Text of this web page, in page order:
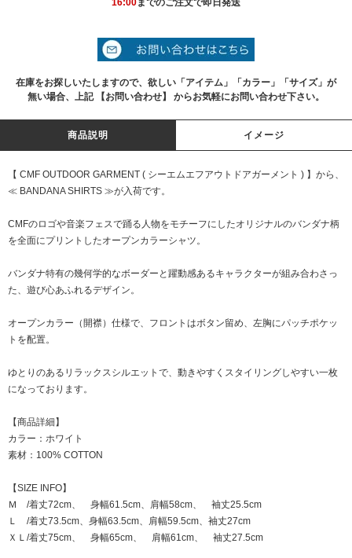
16:00までのご注文で即日発送
在庫をお探しいたしますので、欲しい「アイテム」「カラー」「サイズ」が
無い場合、上記 【お問い合わせ】 からお気軽にお問い合わせ下さい。
商品説明 イメージ
【 CMF OUTDOOR GARMENT ( シーエムエフアウトドアガーメント ) 】から、
≪ BANDANA SHIRTS ≫が入荷です。
CMFのロゴや音楽フェスで踊る人物をモチーフにしたオリジナルのバンダナ柄
を全面にプリントしたオープンカラーシャツ。
バンダナ特有の幾何学的なボーダーと躍動感あるキャラクターが組み合わさっ
た、遊び心あふれるデザイン。
オープンカラー（開襟）仕様で、フロントはボタン留め、左胸にパッチポケッ
トを配置。
ゆとりのあるリラックスシルエットで、動きやすくスタイリングしやすい一枚
になっております。
【商品詳細】
カラー：ホワイト
素材：100% COTTON
【SIZE INFO】
Ｍ /着丈72cm、 身幅61.5cm、肩幅58cm、 袖丈25.5cm
Ｌ /着丈73.5cm、身幅63.5cm、肩幅59.5cm、袖丈27cm
ＸＬ/着丈75cm、 身幅65cm、 肩幅61cm、 袖丈27.5cm